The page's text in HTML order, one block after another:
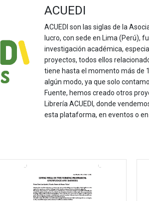
ACUEDI
ACUEDI son las siglas de la
lucro, con sede en Lima (Perú),
investigación académica,
proyectos, todos ellos
tiene hasta el momento más de
algún modo, ya que solo
Fuente, hemos creado otros
Librería ACUEDI, donde
esta plataforma, en eventos o